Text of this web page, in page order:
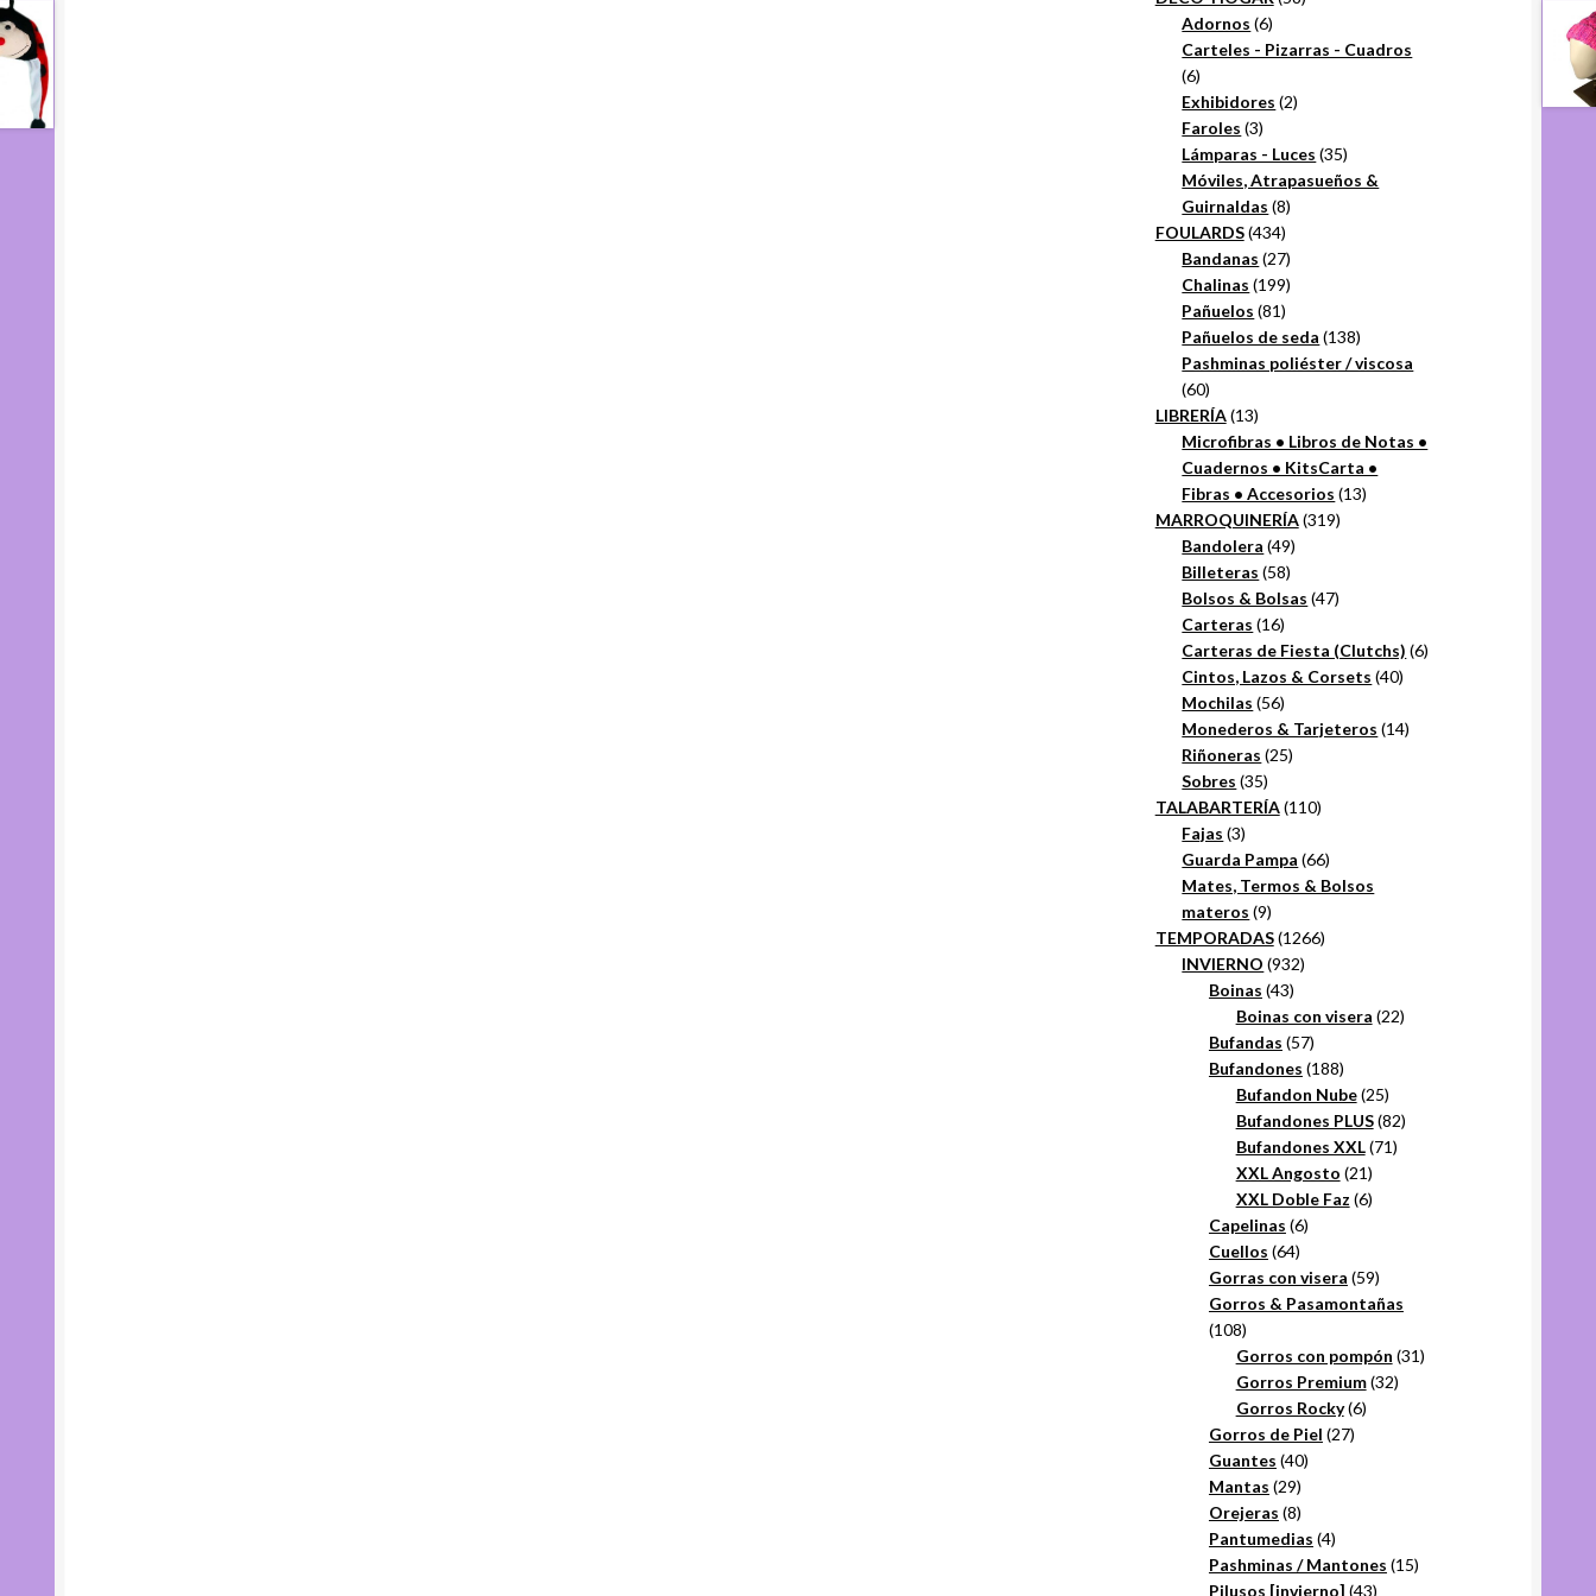
Adornos 66
productos
Carteles - Pizarras - Cuadros
66
productos
Exhibidores 22
Faroles 33
productos
Lámparas - Luces 3535
productos
Móviles, Atrapasueños &
Guirnaldas 88
FOULARDS 434434
productos
Bandanas 2727
productos
Chalinas 199199
Pañuelos 8181
productos
Pañuelos de seda 138138
productos
Pashminas poliéster / viscosa
6060
productos
LIBRERÍA 1313
productos
Microfibras • Libros de Notas •
Cuadernos • KitsCarta •
Fibras • Accesorios 1313
MARROQUINERÍA 319319
Bandolera 4949
Billeteras 5858
productos
Bolsos & Bolsas 4747
Carteras 1616
productos
Carteras de Fiesta (Clutchs) 66
Cintos, Lazos & Corsets 4040
Mochilas 5656
productos
Monederos & Tarjeteros 1414
Riñoneras 2525
Sobres 3535
productos
TALABARTERÍA 110110
Fajas 33
productos
Guarda Pampa 6666
productos
Mates, Termos & Bolsos
materos 99
productos
TEMPORADAS 12661266
INVIERNO 932932
Boinas 4343
productos
Boinas con visera 2222
Bufandas 5757
productos
Bufandones 188188
productos
Bufandon Nube 2525
productos
Bufandones PLUS 8282
Bufandones XXL 7171
XXL Angosto 2121
productos
XXL Doble Faz 66
Capelinas 66
Cuellos 6464
productos
Gorras con visera 5959
productos
Gorros & Pasamontañas
108108
productos
Gorros con pompón 3131
Gorros Premium 3232
Gorros Rocky 66
Gorros de Piel 2727
Guantes 4040
Mantas 2929
productos
Orejeras 88
productos
Pantumedias 44
productos
Pashminas / Mantones 1515
Pilusos [invierno] 4343